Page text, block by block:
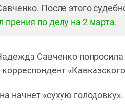
После этого
прения по делу на 2 марта.
Савченко попросила
«Кавказского
начнет «сухую